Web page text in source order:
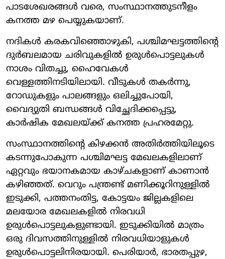
പാടശേഖരങ്ങൾ വരെ, സംസ്ഥാനത്തുടനീളം
കനത്ത മഴ പെയ്യുകയാണ്.
നദികൾ കരകവിഞ്ഞൊഴുകി, പശ്ചിമഘട്ടത്തിന്റെ
ദുർബലമായ ചരിവുകളിൽ ഉരുൾപൊട്ടലുകൾ
നാശം വിതച്ചു, ഹൈവേകൾ
വെള്ളത്തിനടിയിലായി. വീടുകൾ തകർന്നു,
റോഡുകളും പാലങ്ങളും ഒലിച്ചുപോയി,
വൈദ്യുതി ബന്ധങ്ങൾ വിച്ഛേദിക്കപ്പെട്ടു,
കാർഷിക മേഖലയ്ക്ക് കനത്ത പ്രഹരമേറ്റു.
സംസ്ഥാനത്തിന്റെ കിഴക്കൻ അതിർത്തിയിലൂടെ
കടന്നുപോകുന്ന പശ്ചിമഘട്ട മേഖലകളിലാണ്
ഏറ്റവും ഭയാനകമായ കാഴ്ചകളാണ് കാണാൻ
കഴിഞ്ഞത്. വെറും പന്ത്രണ്ട് മണിക്കൂറിനുള്ളിൽ
ഇടുക്കി, പത്തനംതിട്ട, കോട്ടയം ജില്ലകളിലെ
മലയോര മേഖലകളിൽ നിരവധി
ഉരുൾപൊട്ടലുകളുണ്ടായി. ഇടുക്കിയിൽ മാത്രം
ഒരു ദിവസത്തിനുള്ളിൽ നിരവധിയാളുകൾ
ഉരുൾപൊട്ടലിനിരയായി. പെരിയാർ, ഭാരതപ്പുഴ,